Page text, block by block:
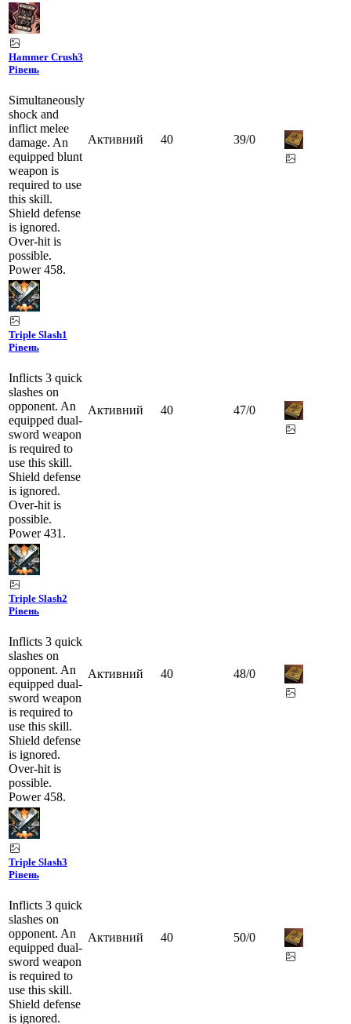
Hammer Crush3
Рівень
Simultaneously
shock and
inflict melee
damage. An
equipped blunt
weapon is
required to use
this skill.
Shield defense
is ignored.
Over-hit is
possible.
Power 458.
Активний 40 39/0
Triple Slash1
Рівень
Inflicts 3 quick
slashes on
opponent. An
equipped dual-
sword weapon
is required to
use this skill.
Shield defense
is ignored.
Over-hit is
possible.
Power 431.
Активний 40 47/0
Triple Slash2
Рівень
Inflicts 3 quick
slashes on
opponent. An
equipped dual-
sword weapon
is required to
use this skill.
Shield defense
is ignored.
Over-hit is
possible.
Power 458.
Активний 40 48/0
Triple Slash3
Рівень
Inflicts 3 quick
slashes on
opponent. An
equipped dual-
sword weapon
is required to
use this skill.
Shield defense
is ignored.
Активний 40 50/0